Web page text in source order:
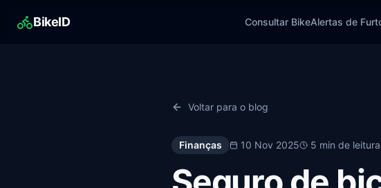
BikeID Consultar BikeAlertas de
Voltar para o blog
Finanças 10 Nov 2025 5 min de leitura